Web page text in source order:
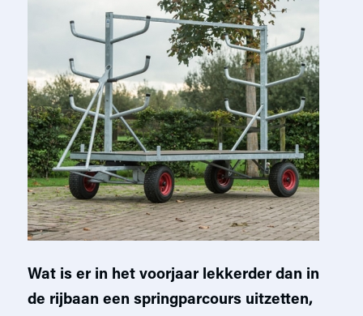
Wat is er in het voorjaar lekkerder dan in
de rijbaan een springparcours uitzetten,